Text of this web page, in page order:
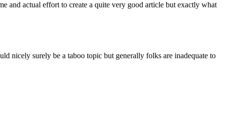
and actual effort to create a quite very good article but exactly what
nicely surely be a taboo topic but generally folks are inadequate to